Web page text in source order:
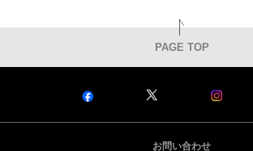
PAGE TOP
お問い合わせ